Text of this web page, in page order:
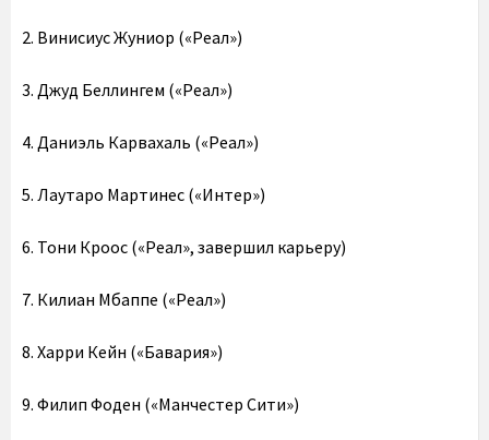
2. Винисиус Жуниор («Реал»)
3. Джуд Беллингем («Реал»)
4. Даниэль Карвахаль («Реал»)
5. Лаутаро Мартинес («Интер»)
6. Тони Кроос («Реал», завершил карьеру)
7. Килиан Мбаппе («Реал»)
8. Харри Кейн («Бавария»)
9. Филип Фоден («Манчестер Сити»)